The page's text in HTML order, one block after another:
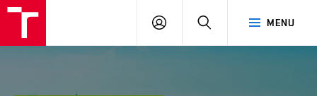
Brno
MENU
PŘIHLÁSIT